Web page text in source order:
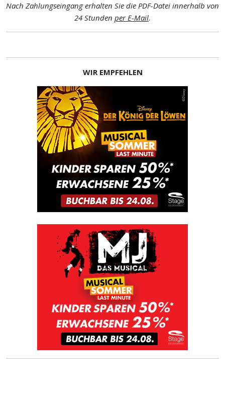
Nach Zahlungseingang erhalten Sie die PDF-Datei innerhalb von
24 Stunden per E-Mail.
WIR EMPFEHLEN